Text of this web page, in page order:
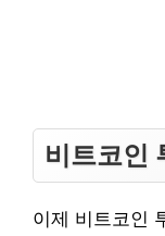
비트코인
이제 비트코인